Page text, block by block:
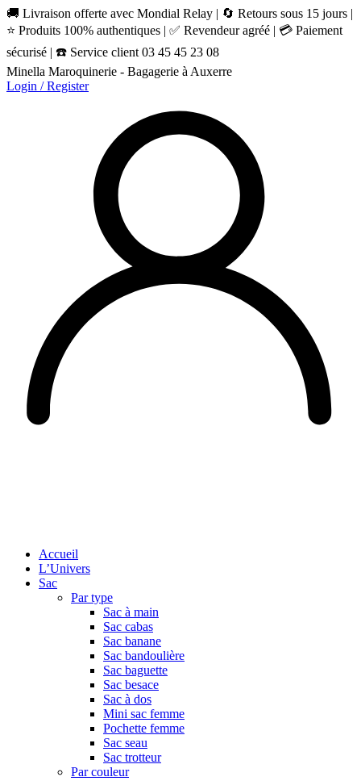
🚚 Livraison offerte avec Mondial Relay | 🔄 Retours sous 15 jours |
⭐ Produits 100% authentiques | ✅ Revendeur agréé | 💳 Paiement
sécurisé | ☎️ Service client 03 45 45 23 08
Minella Maroquinerie - Bagagerie à Auxerre
Login / Register
Accueil
L’Univers
Sac
Par type
Sac à main
Sac cabas
Sac banane
Sac bandoulière
Sac baguette
Sac besace
Sac à dos
Mini sac femme
Pochette femme
Sac seau
Sac trotteur
Par couleur